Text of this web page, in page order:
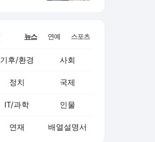
뉴스 연예 스포츠
기후/환경 사회
정치 국제
IT/과학 인물
연재 배열설명서